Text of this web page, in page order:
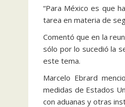
“Para México es que
tarea en materia de
Comentó que en la
sólo por lo sucedió la
este tema.
Marcelo Ebrard
medidas de Estados
con aduanas y otras